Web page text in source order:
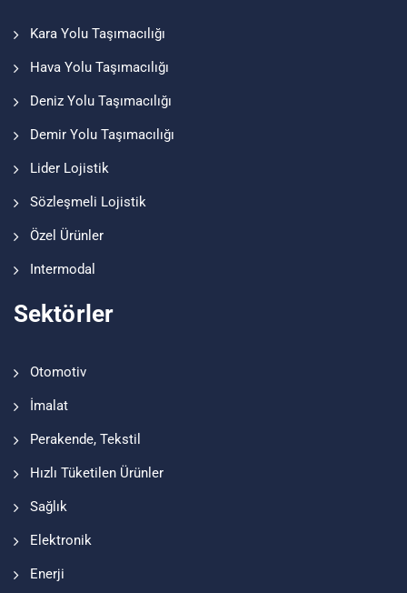
Kara Yolu Taşımacılığı
Hava Yolu Taşımacılığı
Deniz Yolu Taşımacılığı
Demir Yolu Taşımacılığı
Lider Lojistik
Sözleşmeli Lojistik
Özel Ürünler
Intermodal
Sektörler
Otomotiv
İmalat
Perakende, Tekstil
Hızlı Tüketilen Ürünler
Sağlık
Elektronik
Enerji